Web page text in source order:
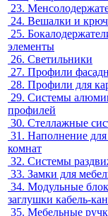
23.
24. Вешалки и
25.
элементы
26. Светильники
27. Профили
28. Профили для
29. Системы
профилей
30. Стеллажные
31. Наполнение
комнат
32. Системы
33. Замки для
34. Модульные
заглушки кабель-
35. Мебельные